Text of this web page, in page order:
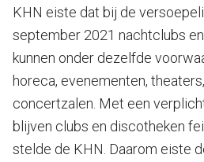
KHN eiste dat bij de
september 2021 nachtclubs
kunnen onder dezelfde
horeca, evenementen,
concertzalen. Met een
blijven clubs en discotheken
stelde de KHN. Daarom eiste